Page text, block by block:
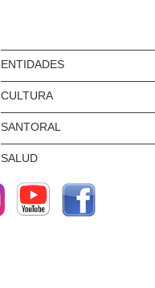
ENTIDADES
CULTURA
SANTORAL
SALUD